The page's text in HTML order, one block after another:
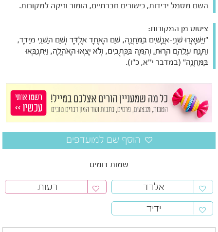
השם מסמל ידידות, כישורים חברתיים, הומור וזיקה למקורות.
ציטוט מן המקורות:
"וַיִּשָּׁאֲרוּ שְׁנֵי-אֲנָשִׁים בַּמַּחֲנֶה, שֵׁם הָאֶחָד אֶלְדָּד וְשֵׁם הַשֵּׁנִי מֵידָד,
וַתָּנַח עֲלֵהֶם הָרוּחַ, וְהֵמָּה בַּכְּתֻבִים, וְלֹא יָצְאוּ הָאֹהֱלָה, וַיִּתְנַבְּאוּ
בַּמַּחֲנֶה" (במדבר י''א, כ"ו).
שמות דומים
אלדד
רעות
ידיד